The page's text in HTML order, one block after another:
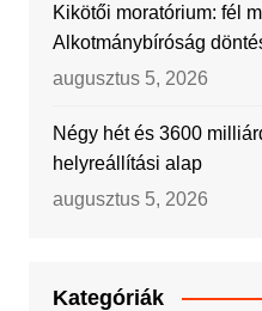
Kikötői moratórium: fél
Alkotmánybíróság
augusztus 5, 2026
Négy hét és 3600
helyreállítási alap
augusztus 5, 2026
Kategóriák